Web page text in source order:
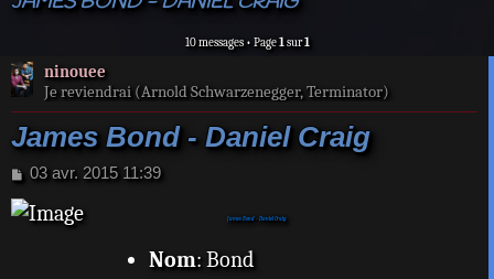
10 messages • Page1sur1
ninouee
Je reviendrai (Arnold Schwarzenegger, Terminator)
James Bond - Daniel Craig
M
s
03 avr. 2015 11:39
James Bond - Daniel Craig
Nom: Bond